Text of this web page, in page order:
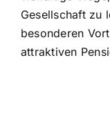
Gesellschaft zu
besonderen
attraktiven